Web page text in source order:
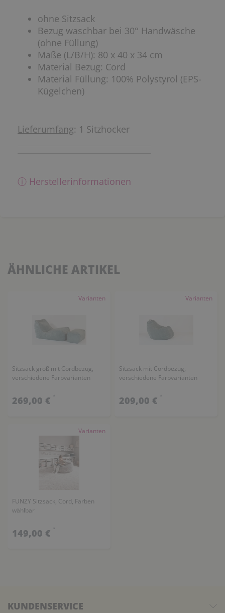
ohne Sitzsack
Bezug waschbar bei 30° Handwäsche
(ohne Füllung)
Maße (L/B/H): 80 x 40 x 34 cm
Material Bezug: Cord
Material Füllung: 100% Polystyrol (EPS-
Kügelchen)
Lieferumfang: 1 Sitzhocker
ⓘ Herstellerinformationen
ÄHNLICHE ARTIKEL
Varianten
Sitzsack groß mit Cordbezug,
verschiedene Farbvarianten
269,00 € *
Varianten
Sitzsack mit Cordbezug,
verschiedene Farbvarianten
209,00 € *
Varianten
FUNZY Sitzsack, Cord, Farben
wählbar
149,00 € *
KUNDENSERVICE